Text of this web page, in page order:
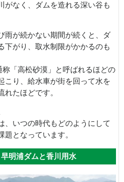
がなく、ダムを造れる深い谷も
雨が続かない期間が続くと、ダ
下がり、取水制限がかかるのも
「高松砂漠」と呼ばれるほどの
こり、給水車が街を回って水を
れたほどです。
、いつの時代もどのようにして
題となっています。
明浦ダムと香川用水